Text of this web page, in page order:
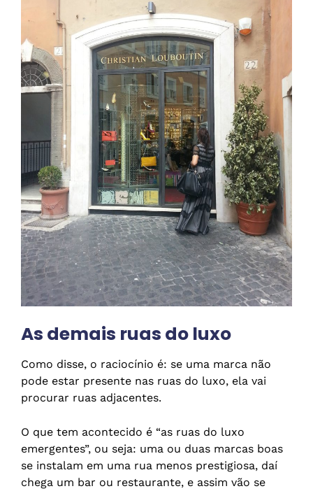
As demais ruas do luxo
Como disse, o raciocínio é: se uma marca não
pode estar presente nas ruas do luxo, ela vai
procurar ruas adjacentes.
O que tem acontecido é “as ruas do luxo
emergentes”, ou seja: uma ou duas marcas boas
se instalam em uma rua menos prestigiosa, daí
chega um bar ou restaurante, e assim vão se